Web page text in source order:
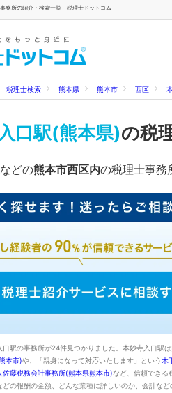
務所の紹介・検索一覧 - 税理士ドットコム
税理士検索 熊本県 熊本市 西区
口駅(熊本県)の税
などの熊本市西区内の税理士事務
駅の事務所が24件見つかりました。本妙寺入口駅は
本市)や、「親身になって対応いたします」という木
佐藤税務会計事務所(熊本県熊本市)など、信頼できる
の報酬の金額、どんな業種に詳しいのか、会計な